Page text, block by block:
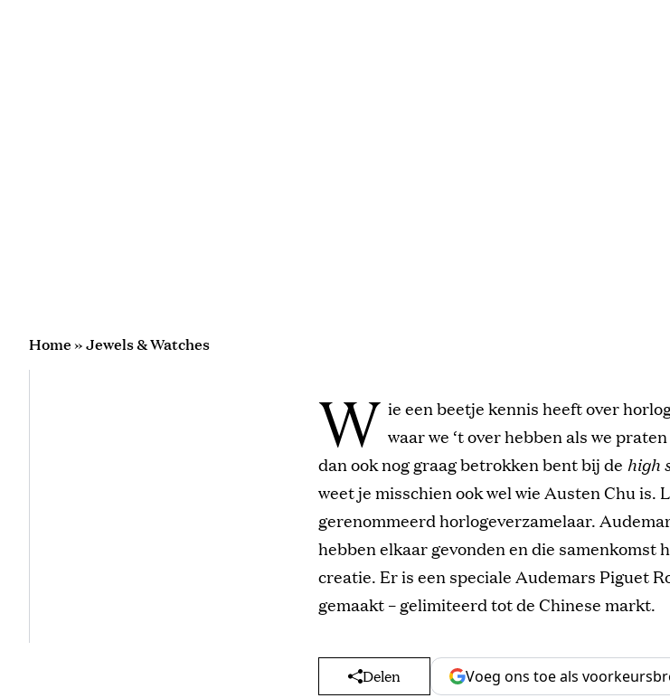
Home»Jewels & Watches
W ie een beetje kennis heeft over
waar we ‘t over hebben als we
dan ook nog graag betrokken bent bij de high
weet je misschien ook wel wie Austen Chu is.
gerenommeerd horlogeverzamelaar.
hebben elkaar gevonden en die samenkomst
creatie. Er is een speciale Audemars Piguet
gemaakt – gelimiteerd tot de Chinese markt.
Delen Voeg ons toe als